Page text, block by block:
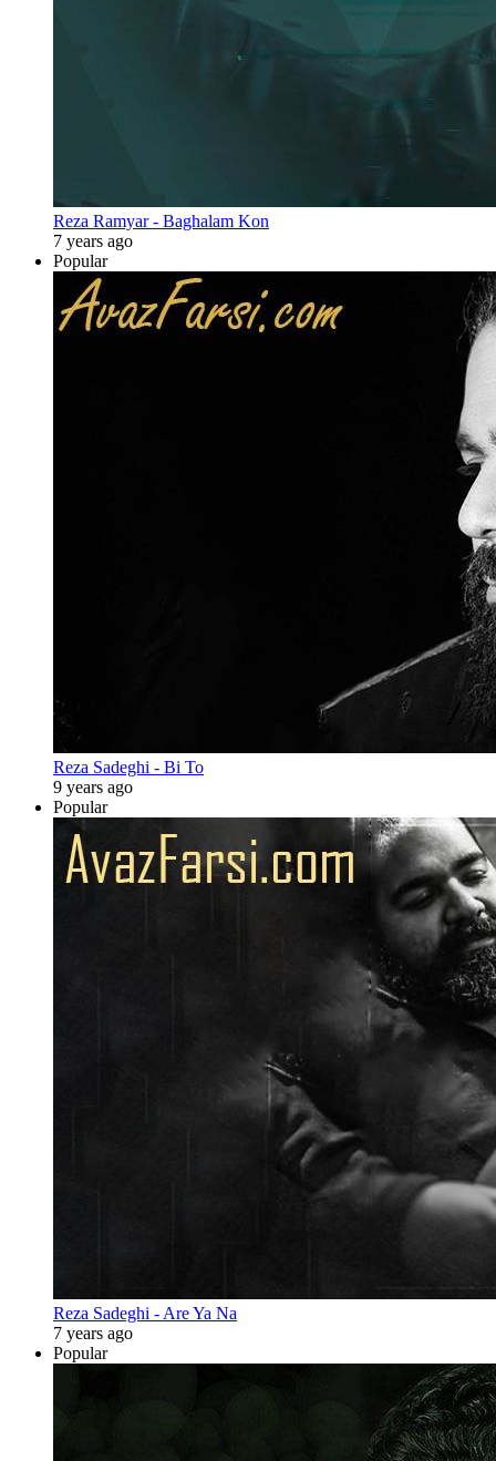
Reza Ramyar - Baghalam Kon
7 years ago
Popular
Reza Sadeghi - Bi To
9 years ago
Popular
Reza Sadeghi - Are Ya Na
7 years ago
Popular